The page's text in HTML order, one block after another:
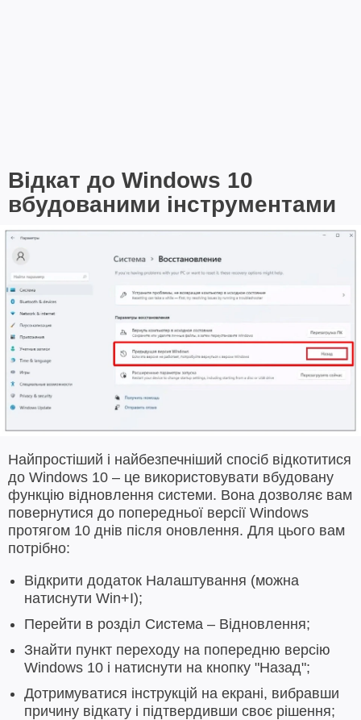
Відкат до Windows 10
вбудованими інструментами
Найпростіший і найбезпечніший спосіб відкотитися
до Windows 10 – це використовувати вбудовану
функцію відновлення системи. Вона дозволяє вам
повернутися до попередньої версії Windows
протягом 10 днів після оновлення. Для цього вам
потрібно:
Відкрити додаток Налаштування (можна
натиснути Win+I);
Перейти в розділ Система – Відновлення;
Знайти пункт переходу на попередню версію
Windows 10 і натиснути на кнопку "Назад";
Дотримуватися інструкцій на екрані, вибравши
причину відкату і підтвердивши своє рішення;